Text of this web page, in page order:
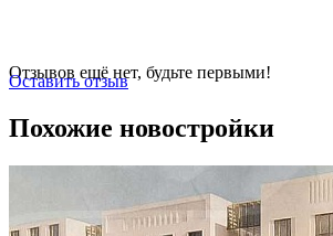
Отзывов ещё нет, будьте первыми!
Оставить отзыв
Похожие новостройки